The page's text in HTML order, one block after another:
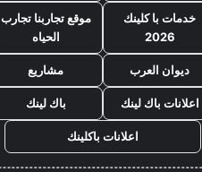
خدمات با كلينك
2026
موقع تجاربنا تجارب
الحياه
ديوان العرب مشاريع
اعلانات باك لينك باك لينك
اعلانات باكلينك